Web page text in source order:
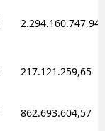
Yalova
2.294.160.747,94
217.121.259,65
862.693.604,57